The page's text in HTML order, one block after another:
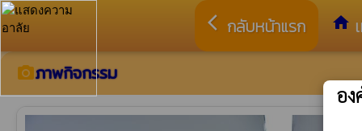
arrow_back_ios กลับหน้าแรก home
camera_altภาพกิจกรรม
อ